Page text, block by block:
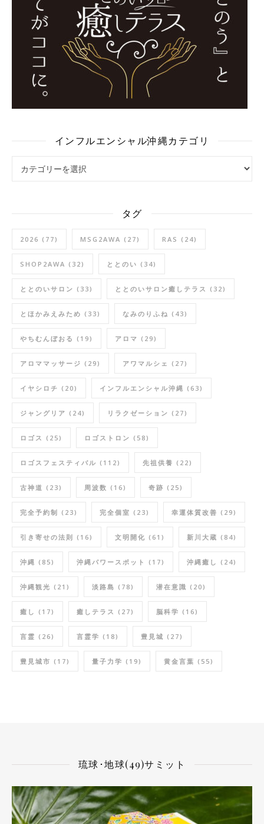
インフルエンシャル沖縄カテゴリ
タグ
2026 (77) MSG2AWA (27) RAS (24)
SHOP2AWA (32) ととのい (34)
ととのいサロン (33) ととのいサロン癒しテラス (32)
とほかみえみため (33) なみのりふね (43)
やちむんぼおる (19) アロマ (29)
アロママッサージ (29) アワマルシェ (27)
イヤシロチ (20) インフルエンシャル沖縄 (63)
ジャングリア (24) リラクゼーション (27)
ロゴス (25) ロゴストロン (58)
ロゴスフェスティバル (112) 先祖供養 (22)
古神道 (23) 周波数 (16) 奇跡 (25)
完全予約制 (23) 完全個室 (23) 幸運体質改善 (29)
引き寄せの法則 (16) 文明開化 (61) 新川大蔵 (84)
沖縄 (85) 沖縄パワースポット (17) 沖縄癒し (24)
沖縄観光 (21) 淡路島 (78) 潜在意識 (20)
癒し (17) 癒しテラス (27) 脳科学 (16)
言霊 (26) 言霊学 (18) 豊見城 (27)
豊見城市 (17) 量子力学 (19) 黄金言葉 (55)
琉球･地球(49)サミット